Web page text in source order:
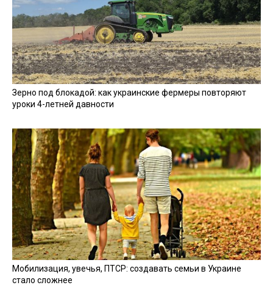
Зерно под блокадой: как украинские фермеры повторяют
уроки 4-летней давности
Мобилизация, увечья, ПТСР: создавать семьи в Украине
стало сложнее